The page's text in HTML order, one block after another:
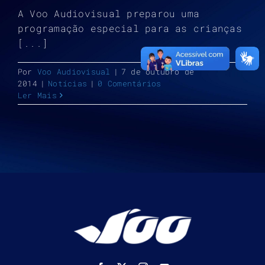
A Voo Audiovisual preparou uma
programação especial para as crianças
[...]
Por Voo Audiovisual | 7 de outubro de
2014 | Notícias | 0 Comentários
Ler Mais